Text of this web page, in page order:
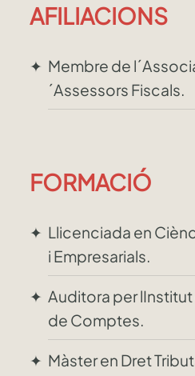
AFILIACIONS
Membre de
´Assessors Fiscals.
FORMACIÓ
Llicenciada en
i Empresarials.
Auditora per
de Comptes.
Màster en Dret